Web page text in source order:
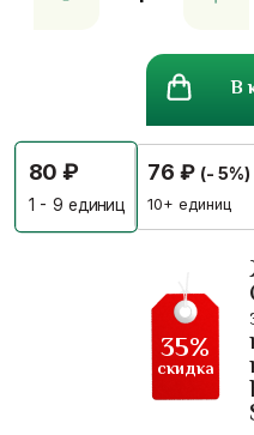
товара
Keratin
One
Speed
Treatment
В
80₽
1 - 9 единиц
76 ₽ (- 5%)
10+ единиц
35%
скидка